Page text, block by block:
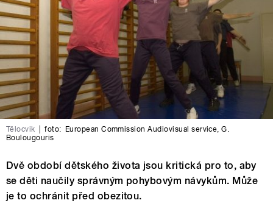
Tělocvik foto: European Commission Audiovisual service,G.
Boulougouris
Dvě období dětského života jsou kritická pro to, aby
se děti naučily správným pohybovým návykům. Může
je to ochránit před obezitou.